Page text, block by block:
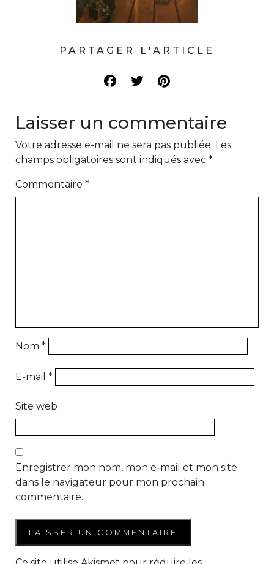
PARTAGER L'ARTICLE
Laisser un commentaire
Votre adresse e-mail ne sera pas publiée. Les
champs obligatoires sont indiqués avec *
Commentaire *
Nom *
E-mail *
Site web
Enregistrer mon nom, mon e-mail et mon site
dans le navigateur pour mon prochain
commentaire.